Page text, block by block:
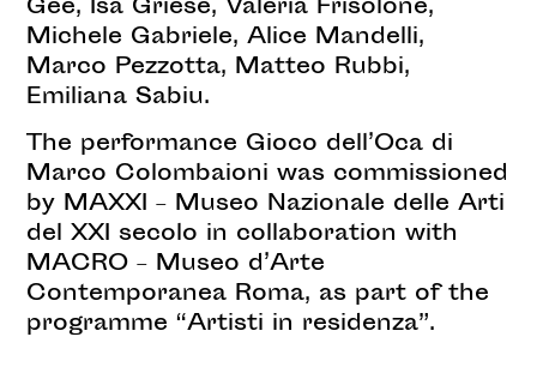
Gee, Isa Griese, Valeria Frisolone,
Michele Gabriele, Alice Mandelli,
Marco Pezzotta, Matteo Rubbi,
Emiliana Sabiu.
The performance Gioco dell’Oca di
Marco Colombaioni was commissioned
by MAXXI – Museo Nazionale delle Arti
del XXI secolo in collaboration with
MACRO – Museo d’Arte
Contemporanea Roma, as part of the
programme “Artisti in residenza”.